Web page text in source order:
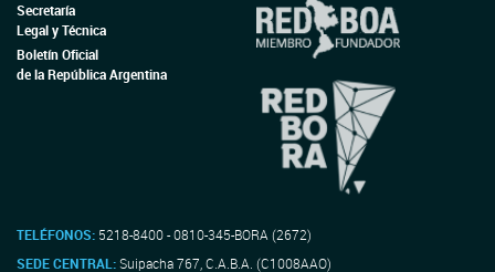
Secretaría
Legal y Técnica
Boletín Oficial
de la República Argentina
TELÉFONOS: 5218-8400 - 0810-345-BORA (2672)
SEDE CENTRAL:Suipacha 767, C.A.B.A. (C1008AAO)